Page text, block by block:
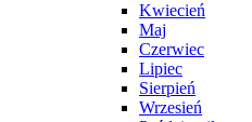
Kwiecień
Maj
Czerwiec
Lipiec
Sierpień
Wrzesień